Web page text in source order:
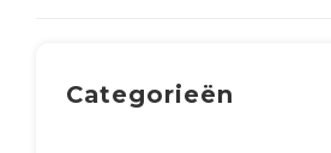
Categorieën